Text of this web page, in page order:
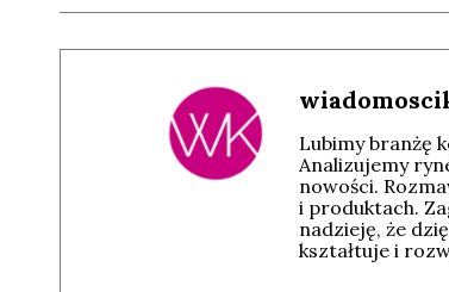
Lubimy branżę
Analizujemy
nowości.
i produktach.
nadzieję, że
kształtuje i